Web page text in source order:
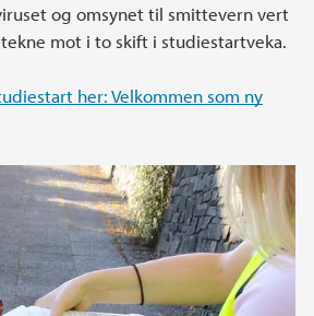
og omsynet til smittevern vert
mot i to skift i studiestartveka.
her: Velkommen som ny